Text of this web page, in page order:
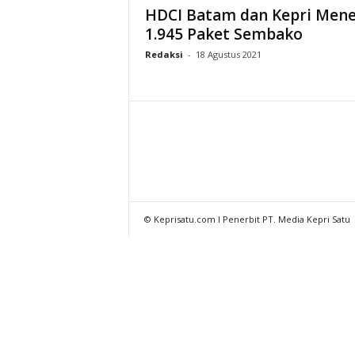
HDCI Batam dan Kepri
1.945 Paket Sembako
Redaksi - 18 Agustus 2021
© Keprisatu.com I Penerbit PT. Media Kepri Satu